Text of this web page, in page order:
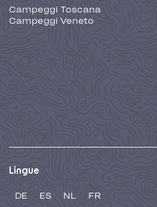
Campeggi Toscana
Campeggi Veneto
Lingue
DE ES NL
FR